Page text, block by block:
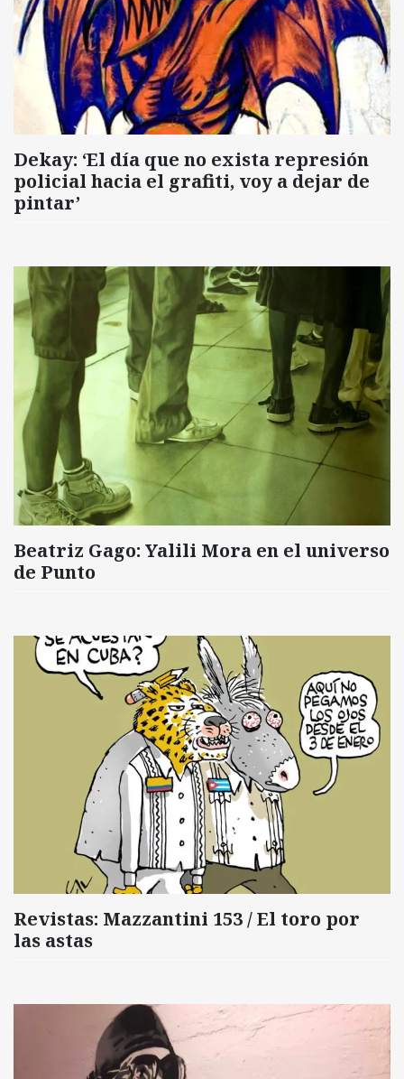
Dekay: ‘El día que no exista represión
policial hacia el grafiti, voy a dejar de
pintar’
Beatriz Gago: Yalili Mora en el universo
de Punto
Revistas: Mazzantini 153 / El toro por
las astas